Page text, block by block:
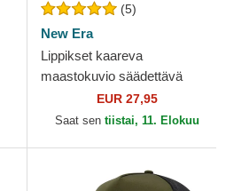
(5)
New Era
Lippikset kaareva
maastokuvio säädettävä
nauha 9FORTY League
Essential New York Yankees
EUR 27,95
Saat sen tiistai, 11. Elokuu